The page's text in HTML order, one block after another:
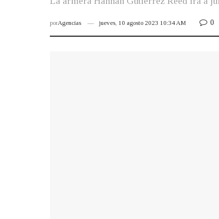
porAgencias jueves, 10 agosto 2023 10:34 AM 0